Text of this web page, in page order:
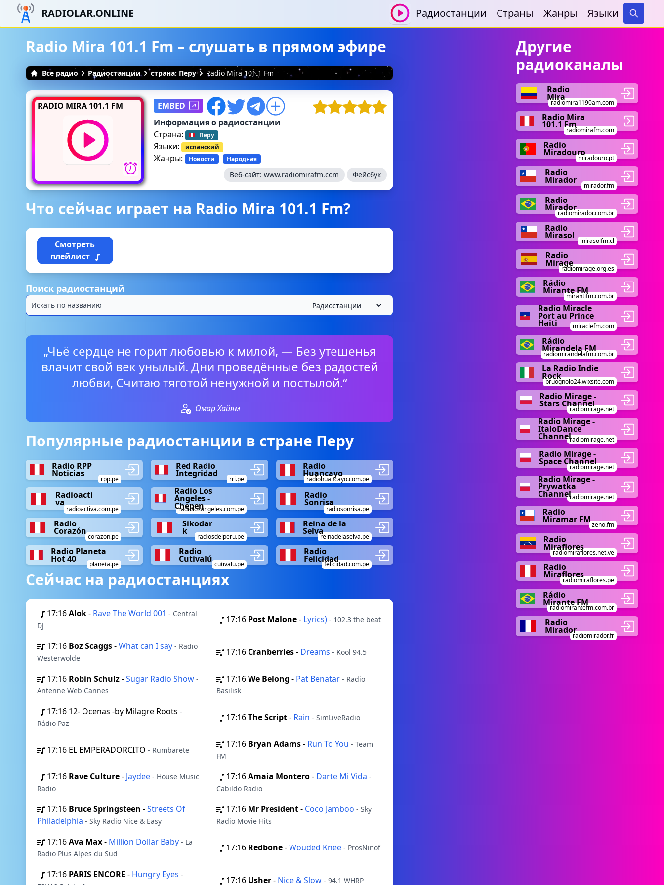
RADIOLAR.ONLINE Радиостанции Страны Жанры Языки
Search
Radio Mira 101.1 Fm – слушать в прямом эфире
Все радио Радиостанции страна: Перу Radio Mira 101.1 Fm
RADIO MIRA 101.1 FM
EMBED
Информация о радиостанции
Страна:
Перу
Языки: испанский
Жанры: Новости Народная
Веб-сайт: www.radiomirafm.com Фейсбук
Что сейчас играет на Radio Mira 101.1 Fm?
Смотреть
плейлист
Поиск радиостанций
„Чьё сердце не горит любовью к милой, — Без утешенья
влачит свой век унылый. Дни проведённые без радостей
любви, Считаю тяготой ненужной и постылой.“
Омар Хайям
Популярные радиостанции в стране Перу
Radio RPP
Noticias
rpp.pe
Red Radio
Integridad
rri.pe
Radio
Huancayo
radiohuancayo.com.pe
Radioacti
va
radioactiva.com.pe
Radio Los
Angeles -
Chepen
radiolosangeles.com.pe
Radio
Sonrisa
radiosonrisa.pe
Radio
Corazón
corazon.pe
Sikodar
k
radiosdelperu.pe
Reina de la
Selva
reinadelaselva.pe
Radio Planeta
Hot 40
planeta.pe
Radio
Cutivalú
cutivalu.pe
Radio
Felicidad
felicidad.com.pe
Сейчас на радиостанциях
17:16Alok- Rave The World 001 - Central
DJ
17:16 Post Malone- Lyrics) - 102.3 the beat
17:16 Boz Scaggs-What can I say - Radio
Westerwolde
17:16 Cranberries- Dreams - Kool 94.5
17:16 Robin Schulz-Sugar Radio Show -
Antenne Web Cannes
17:16We Belong - Pat Benatar - Radio
Basilisk
17:16 12- Ocenas -by Milagre Roots -
Rádio Paz
17:16The Script- Rain - SimLiveRadio
17:16 EL EMPERADORCITO - Rumbarete
17:16 Bryan Adams- Run To You - Team
FM
17:16 Rave Culture- Jaydee - House Music
Radio
17:16Amaia Montero- Darte Mi Vida -
Cabildo Radio
17:16 Bruce Springsteen -Streets Of
Philadelphia - Sky Radio Nice & Easy
17:16 Mr President- Coco Jamboo - Sky
Radio Movie Hits
17:16Ava Max- Million Dollar Baby - La
Radio Plus Alpes du Sud
17:16 Redbone-Wouded Knee - ProsNinof
17:16 PARIS ENCORE - Hungry Eyes -
17:16 Usher- Nice & Slow - 94.1 WHRP
Другие
радиоканалы
Radio
Mira
radiomira1190am.com
Radio Mira
101.1 Fm
radiomirafm.com
Radio
Miradouro
miradouro.pt
Radio
Mirador
mirador.fm
Radio
Mirador
radiomirador.com.br
Radio
Mirasol
mirasolfm.cl
Radio
Mirage
radiomirage.org.es
Rádio
Mirante FM
mirantifm.com.br
Radio Miracle
Port au Prince
Haiti miraclefm.com
Rádio
Mirandela FM
radiomirandelafm.com.br
La Radio Indie
Rock
bruognolo24.wixsite.com
Radio Mirage -
Stars Channel
radiomirage.net
Radio Mirage -
ItaloDance
Channelradiomirage.net
Radio Mirage -
Space Channel
radiomirage.net
Radio Mirage -
Prywatka
Channelradiomirage.net
Radio
Miramar FM
zeno.fm
Radio
Miraflores
radiomiraflores.net.ve
Radio
Miraflores
radiomiraflores.pe
Rádio
Mirante FM
radiomirantefm.com.br
Radio
Mirador
radiomirador.fr